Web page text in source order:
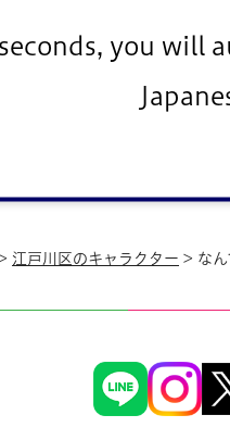
you will
江戸川区のキャラクター > なん